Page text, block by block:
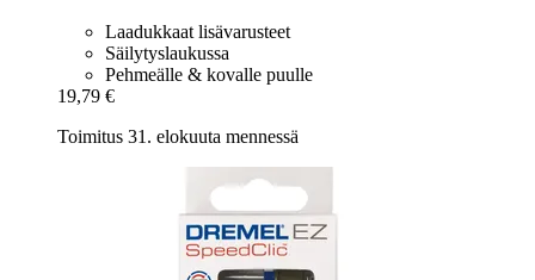
Laadukkaat lisävarusteet
Säilytyslaukussa
Pehmeälle & kovalle puulle
19,79 €
Toimitus 31. elokuuta mennessä